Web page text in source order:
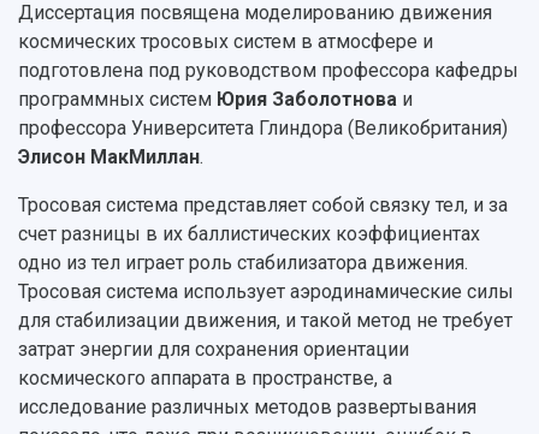
Институты и факультеты
Научные подразделения
Отделы и службы
Общественные организации
Инжиниринговый центр
Аграрный карбоновый полигон
Архив
Фирменный стиль
Устойчивое развитие
Кампус
Просветительский проект "Одержимы
Тестирование иностранных граждан на
знание русского языка, истории России и
основ законодательства РФ
Платные образовательные услуги
Подготовительные курсы
Библиотека
Видеолекции
Противодействие COVID-19
исследовательской деятельностью
Материальная база
Подразделения научного обслуживания
Организационные документы
Результаты научно-исследовательской
Научно-технические разработки
Конкурсы научных проектов и грантов
Областной конкурс "Молодой учёный"
Отчеты о научно-исследовательской
деятельности
Журналы Самарского университета
Научные конференции
Патенты
Диссертация посвящена моделированию движения
космических тросовых систем в атмосфере и
подготовлена под руководством профессора кафедры
программных систем Юрия Заболотнова и
профессора Университета Глиндора (Великобритания)
Элисон МакМиллан.
Тросовая система представляет собой связку тел, и за
счет разницы в их баллистических коэффициентах
одно из тел играет роль стабилизатора движения.
Тросовая система использует аэродинамические силы
для стабилизации движения, и такой метод не требует
затрат энергии для сохранения ориентации
космического аппарата в пространстве, а
исследование различных методов развертывания